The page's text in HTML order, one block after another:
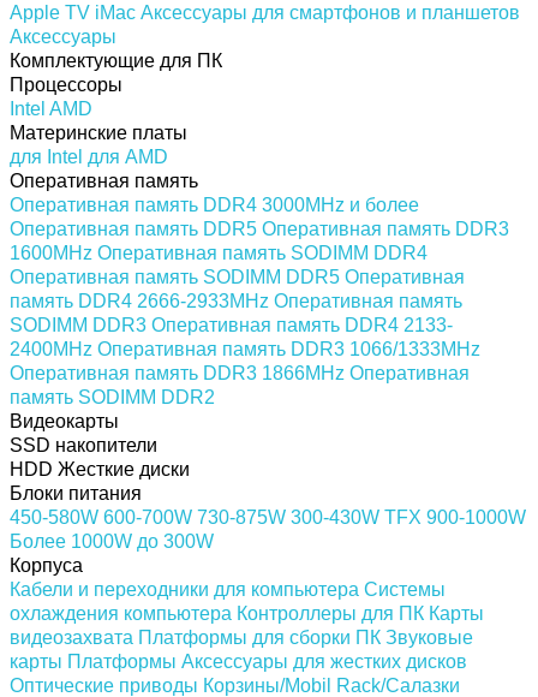
Apple TV iMac Аксессуары для смартфонов и планшетов
Аксессуары
Комплектующие для ПК
Процессоры
Intel AMD
Материнские платы
для Intel для AMD
Оперативная память
Оперативная память DDR4 3000MHz и более
Оперативная память DDR5 Оперативная память DDR3
1600MHz Оперативная память SODIMM DDR4
Оперативная память SODIMM DDR5 Оперативная
память DDR4 2666-2933MHz Оперативная память
SODIMM DDR3 Оперативная память DDR4 2133-
2400MHz Оперативная память DDR3 1066/1333MHz
Оперативная память DDR3 1866MHz Оперативная
память SODIMM DDR2
Видеокарты
SSD накопители
HDD Жесткие диски
Блоки питания
450-580W 600-700W 730-875W 300-430W TFX 900-1000W
Более 1000W до 300W
Корпуса
Кабели и переходники для компьютера Системы
охлаждения компьютера Контроллеры для ПК Карты
видеозахвата Платформы для сборки ПК Звуковые
карты Платформы Аксессуары для жестких дисков
Оптические приводы Корзины/Mobil Rack/Салазки